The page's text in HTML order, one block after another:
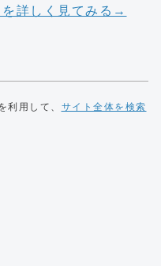
詳しく見てみる→
用して、 サイト全体を検索